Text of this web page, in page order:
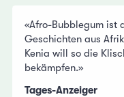
«Afro-Bubblegum ist
Geschichten aus
Kenia will so die
bekämpfen.»
Tages-Anzeiger